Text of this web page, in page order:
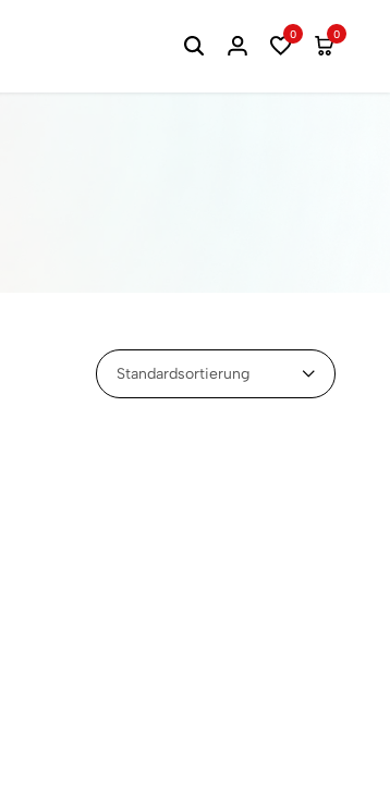
0 0
Standardsortierung